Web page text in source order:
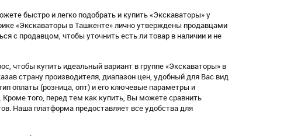
быстро и легко подобрать и купить «Экскаваторы» у
«Экскаваторы в Ташкенте» лично утверждены продавцами
с продавцом, чтобы уточнить есть ли товар в наличии и не
чтобы купить идеальный вариант в группе «Экскаваторы» в
страну производителя, диапазон цен, удобный для Вас вид
оплаты (розница, опт) и его ключевые параметры и
Кроме того, перед тем как купить, Вы можете сравнить
Наша платформа предоставляет все удобства для